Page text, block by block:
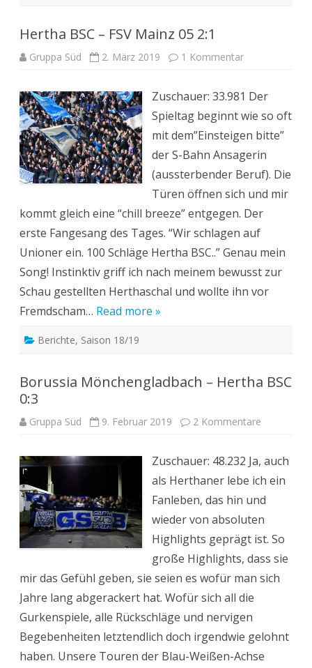
Hertha BSC – FSV Mainz 05 2:1
Gruppa Süd 2. März 2019 1 Kommentarzu
FSV
05
Zuschauer: 33.981 Der
Spieltag beginnt wie so oft
mit dem”Einsteigen bitte”
der S-Bahn Ansagerin
(aussterbender Beruf). Die
Türen öffnen sich und mir
kommt gleich eine “chill breeze” entgegen. Der
erste Fangesang des Tages. “Wir schlagen auf
Unioner ein. 100 Schläge Hertha BSC..” Genau mein
Song! Instinktiv griff ich nach meinem bewusst zur
Schau gestellten Herthaschal und wollte ihn vor
Fremdscham… Read more »
Berichte, Saison 18/19
Borussia Mönchengladbach – Hertha BSC
0:3
Gruppa Süd 9. Februar 2019 2 Kommentare
Hertha
0:3
Zuschauer: 48.232 Ja, auch
als Herthaner lebe ich ein
Fanleben, das hin und
wieder von absoluten
Highlights geprägt ist. So
große Highlights, dass sie
mir das Gefühl geben, sie seien es wofür man sich
Jahre lang abgerackert hat. Wofür sich all die
Gurkenspiele, alle Rückschläge und nervigen
Begebenheiten letztendlich doch irgendwie gelohnt
haben. Unsere Touren der Blau-Weißen-Achse